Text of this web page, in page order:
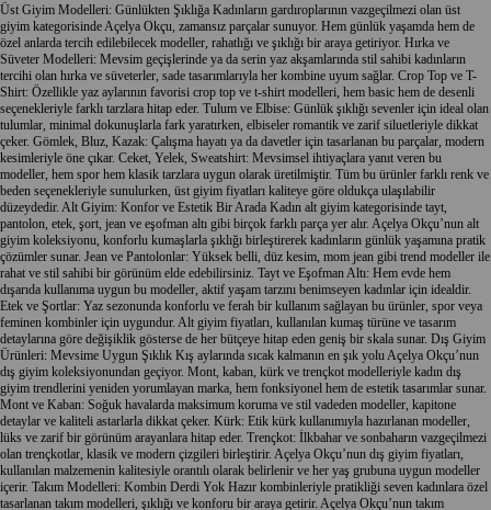
Üst Giyim Modelleri: Günlükten Şıklığa Kadınların gardıroplarının vazgeçilmezi olan üst
giyim kategorisinde Açelya Okçu, zamansız parçalar sunuyor. Hem günlük yaşamda hem de
özel anlarda tercih edilebilecek modeller, rahatlığı ve şıklığı bir araya getiriyor. Hırka ve
Süveter Modelleri: Mevsim geçişlerinde ya da serin yaz akşamlarında stil sahibi kadınların
tercihi olan hırka ve süveterler, sade tasarımlarıyla her kombine uyum sağlar. Crop Top ve T-
Shirt: Özellikle yaz aylarının favorisi crop top ve t-shirt modelleri, hem basic hem de desenli
seçenekleriyle farklı tarzlara hitap eder. Tulum ve Elbise: Günlük şıklığı sevenler için ideal olan
tulumlar, minimal dokunuşlarla fark yaratırken, elbiseler romantik ve zarif siluetleriyle dikkat
çeker. Gömlek, Bluz, Kazak: Çalışma hayatı ya da davetler için tasarlanan bu parçalar, modern
kesimleriyle öne çıkar. Ceket, Yelek, Sweatshirt: Mevsimsel ihtiyaçlara yanıt veren bu
modeller, hem spor hem klasik tarzlara uygun olarak üretilmiştir. Tüm bu ürünler farklı renk ve
beden seçenekleriyle sunulurken, üst giyim fiyatları kaliteye göre oldukça ulaşılabilir
düzeydedir. Alt Giyim: Konfor ve Estetik Bir Arada Kadın alt giyim kategorisinde tayt,
pantolon, etek, şort, jean ve eşofman altı gibi birçok farklı parça yer alır. Açelya Okçu’nun alt
giyim koleksiyonu, konforlu kumaşlarla şıklığı birleştirerek kadınların günlük yaşamına pratik
çözümler sunar. Jean ve Pantolonlar: Yüksek belli, düz kesim, mom jean gibi trend modeller ile
rahat ve stil sahibi bir görünüm elde edebilirsiniz. Tayt ve Eşofman Altı: Hem evde hem
dışarıda kullanıma uygun bu modeller, aktif yaşam tarzını benimseyen kadınlar için idealdir.
Etek ve Şortlar: Yaz sezonunda konforlu ve ferah bir kullanım sağlayan bu ürünler, spor veya
feminen kombinler için uygundur. Alt giyim fiyatları, kullanılan kumaş türüne ve tasarım
detaylarına göre değişiklik gösterse de her bütçeye hitap eden geniş bir skala sunar. Dış Giyim
Ürünleri: Mevsime Uygun Şıklık Kış aylarında sıcak kalmanın en şık yolu Açelya Okçu’nun
dış giyim koleksiyonundan geçiyor. Mont, kaban, kürk ve trençkot modelleriyle kadın dış
giyim trendlerini yeniden yorumlayan marka, hem fonksiyonel hem de estetik tasarımlar sunar.
Mont ve Kaban: Soğuk havalarda maksimum koruma ve stil vadeden modeller, kapitone
detaylar ve kaliteli astarlarla dikkat çeker. Kürk: Etik kürk kullanımıyla hazırlanan modeller,
lüks ve zarif bir görünüm arayanlara hitap eder. Trençkot: İlkbahar ve sonbaharın vazgeçilmezi
olan trençkotlar, klasik ve modern çizgileri birleştirir. Açelya Okçu’nun dış giyim fiyatları,
kullanılan malzemenin kalitesiyle orantılı olarak belirlenir ve her yaş grubuna uygun modeller
içerir. Takım Modelleri: Kombin Derdi Yok Hazır kombinleriyle pratikliği seven kadınlara özel
tasarlanan takım modelleri, şıklığı ve konforu bir araya getirir. Açelya Okçu’nun takım